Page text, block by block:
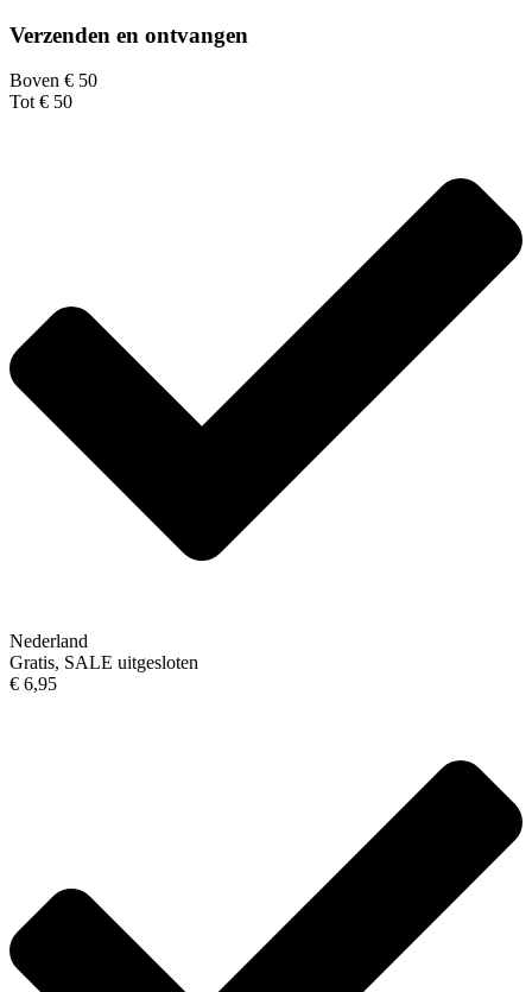
Verzenden en ontvangen
Boven € 50
Tot € 50
Nederland
Gratis, SALE uitgesloten
€ 6,95